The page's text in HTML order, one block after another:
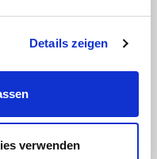
Details zeigen
verwenden